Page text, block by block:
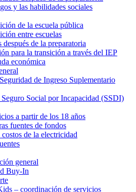
y las habilidades sociales
de la escuela pública
entre escuelas
después de la preparatoria
para la transición a través del IEP
económica
de Ingreso Suplementario
Social por Incapacidad (SSDI)
a partir de los 18 años
fuentes de fondos
de la electricidad
general
Buy-In
– coordinación de servicios